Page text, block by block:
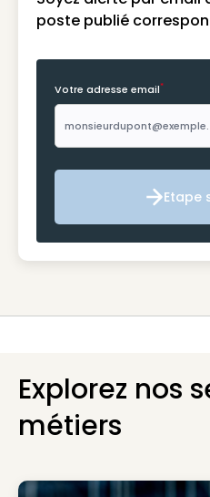
poste publié
Votre adresse email*
Etape
Explorez nos
métiers